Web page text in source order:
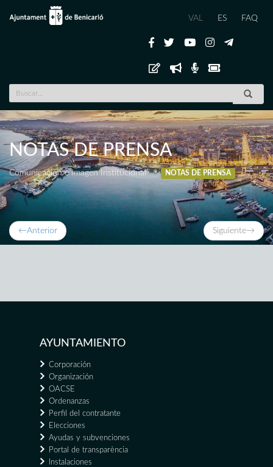
VAL ES FAQ
NOTAS DE PRENSA
Comunicación e Imagen Institucional NOTAS DE PRENSA
←Anterior Siguiente→
AYUNTAMIENTO
Corporación
Organización
OACSE
Ordenanzas
Perfil del contratante
Elecciones
Ayudas y subvenciones
Portal de transparència
Instalaciones